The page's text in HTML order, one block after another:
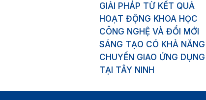
GIẢI PHÁP TỪ KẾT QUẢ
HOẠT ĐỘNG KHOA HỌC
CÔNG NGHỆ VÀ ĐỔI MỚI
SÁNG TẠO CÓ KHẢ NĂNG
CHUYỂN GIAO ỨNG DỤNG
TẠI TÂY NINH